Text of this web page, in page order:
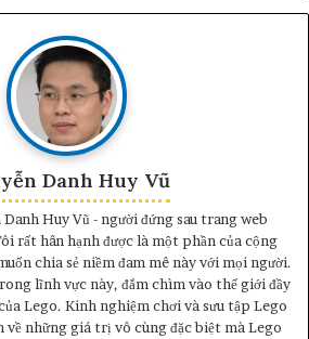
Danh Huy Vũ
Huy Vũ - người đứng sau trang web
rất hân hạnh được là một phần của cộng
chia sẻ niềm đam mê này với mọi người.
lĩnh vực này, đắm chìm vào thế giới đầy
Lego. Kinh nghiệm chơi và sưu tập Lego
về những giá trị vô cùng đặc biệt mà Lego